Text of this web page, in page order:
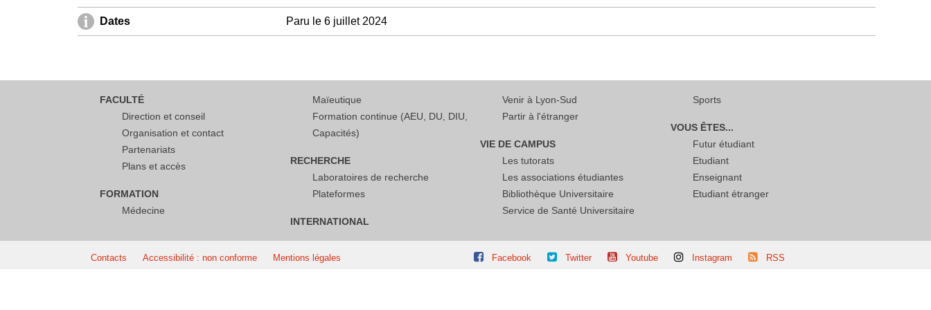
Dates Paru le 6 juillet 2024
FACULTÉ
Direction et conseil
Organisation et contact
Partenariats
Plans et accès
FORMATION
Médecine
Maïeutique
Formation continue (AEU, DU, DIU,
Capacités)
RECHERCHE
Laboratoires de recherche
Plateformes
INTERNATIONAL
Venir à Lyon-Sud
Partir à l'étranger
VIE DE CAMPUS
Les tutorats
Les associations étudiantes
Bibliothèque Universitaire
Service de Santé Universitaire
Sports
VOUS ÊTES...
Futur étudiant
Etudiant
Enseignant
Etudiant étranger
Contacts Accessibilité : non conforme Mentions légales Facebook Twitter Youtube Instagram RSS